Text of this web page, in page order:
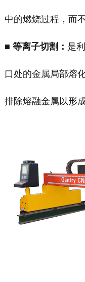
中的燃烧过程，而
■ 等离子切割： 是
口处的金属局部熔
排除熔融金属以形